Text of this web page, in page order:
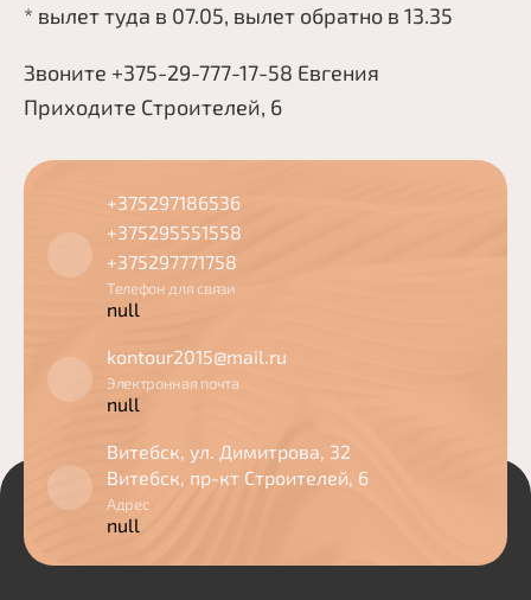
Витебск, пр-кт Строителей, 6
* вылет туда в 07.05, вылет обратно в 13.35
Звоните +375-29-777-17-58 Евгения
Приходите Строителей, 6
+375297186536
+375295551558
+375297771758
Телефон для связи
null
kontour2015@mail.ru
Электронная почта
null
Витебск, ул. Димитрова, 32
Витебск, пр-кт Строителей, 6
Адрес
null